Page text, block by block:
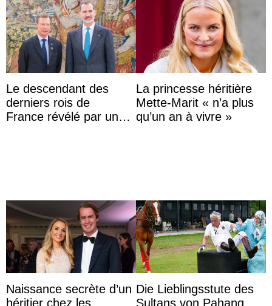
Le descendant des
derniers rois de
France révélé par un
La princesse héritière
Mette-Marit « n’a plus
qu’un an à vivre »
Naissance secrète d’un
héritier chez les
Die Lieblingsstute des
Sultans von Pahang